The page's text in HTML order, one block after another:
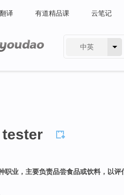
翻译 有道精品课 云笔记
中英
职业，主要负责品尝食品或饮料，以